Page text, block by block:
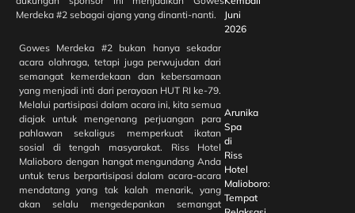
Merdeka #2 sebagai ajang yang dinanti-nanti.
Gowes Merdeka #2 bukan hanya sekadar
acara olahraga, tetapi juga perwujudan dari
semangat kemerdekaan dan kebersamaan
yang menjadi inti dari perayaan HUT RI ke-79.
Melalui partisipasi dalam acara ini, kita semua
diajak untuk mengenang perjuangan para
pahlawan sekaligus memperkuat ikatan
sosial di tengah masyarakat. Riss Hotel
Malioboro dengan hangat mengundang Anda
untuk terus berpartisipasi dalam acara-acara
mendatang yang tak kalah menarik, yang
akan selalu mengedepankan semangat
Juni
2026
Arunika
Spa
di
Riss
Hotel
Malioboro:
Tempat